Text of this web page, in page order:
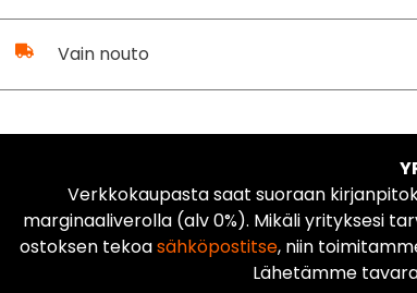
Vain nouto
Verkkokaupasta saat suoraan
marginaaliverolla (alv 0%). Mikäli yrityksesi
ostoksen tekoasähköpostitse, niin
Lähetämme